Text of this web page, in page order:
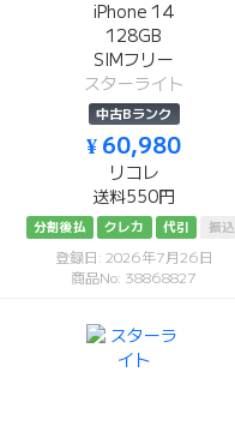
iPhone 14
128GB
SIMフリー
スターライト
中古Bランク
¥ 60,980
リコレ
送料550円
分割後払 クレカ 代引 振込
登録日: 2026年7月26日
商品No: 38868827